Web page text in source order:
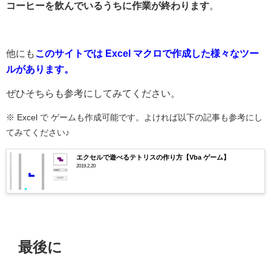
コーヒーを飲んでいるうちに作業が終わります。
他にも このサイトでは Excel マクロで作成した様々なツー
ルがあります。
ぜひそちらも参考にしてみてください。
※ Excel で ゲームも作成可能です。よければ以下の記事も参考にし
てみてください♪
エクセルで遊べるテトリスの作り方【Vba ゲーム】
2019.2.20
最後に